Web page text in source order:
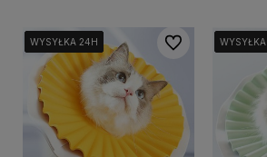
WYSYŁKA 24H
WYSYŁKA 24H
WYSYŁKA 24H
WYSYŁKA 24H
WYSYŁKA 24H Do ulubionych